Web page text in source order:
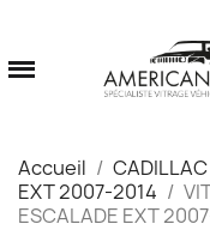
Accueil CADILLAC
EXT 2007-2014
ESCALADE EXT